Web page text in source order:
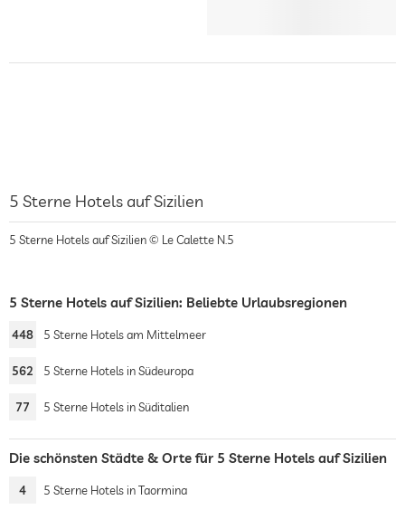
5 Sterne Hotels auf Sizilien
5 Sterne Hotels auf Sizilien © Le Calette N.5
5 Sterne Hotels auf Sizilien: Beliebte Urlaubsregionen
448 5 Sterne Hotels am Mittelmeer
562 5 Sterne Hotels in Südeuropa
77 5 Sterne Hotels in Süditalien
Die schönsten Städte & Orte für 5 Sterne Hotels auf Sizilien
4 5 Sterne Hotels in Taormina